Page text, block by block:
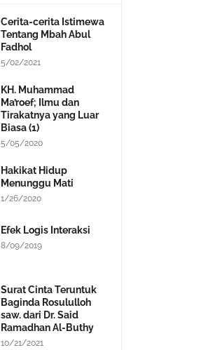
Cerita-cerita Istimewa
Tentang Mbah Abul
Fadhol
5/02/2021
KH. Muhammad
Ma’roef; Ilmu dan
Tirakatnya yang Luar
Biasa (1)
5/05/2020
Hakikat Hidup
Menunggu Mati
1/26/2020
Efek Logis Interaksi
8/09/2019
Surat Cinta Teruntuk
Baginda Rosululloh
saw. dari Dr. Said
Ramadhan Al-Buthy
10/21/2021